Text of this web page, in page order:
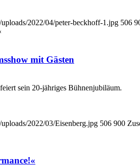
2022/04/peter-beckhoff-1.jpg 506
mit Gästen
sein 20-jähriges Bühnenjubiläum.
2022/03/Eisenberg.jpg 506 900